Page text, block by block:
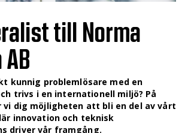
till Norma
kunnig problemlösare med en
trivs i en internationell miljö? På
vi dig möjligheten att bli en del av vårt
innovation och teknisk
driver vår framgång.